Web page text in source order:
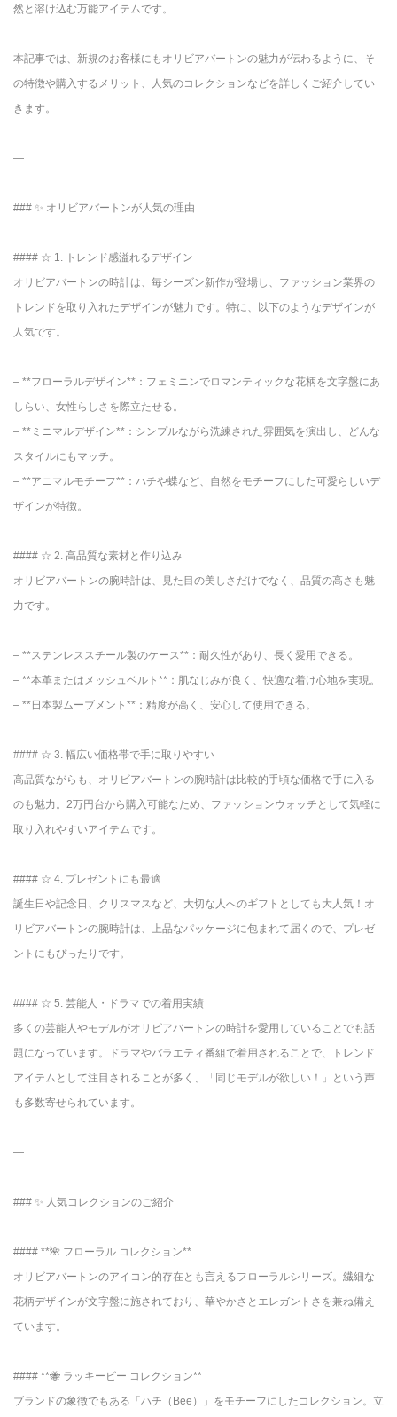
然と溶け込む万能アイテムです。
本記事では、新規のお客様にもオリビアバートンの魅力が伝わるように、そ
の特徴や購入するメリット、人気のコレクションなどを詳しくご紹介してい
きます。
—
### ✨ オリビアバートンが人気の理由
#### ☆ 1. トレンド感溢れるデザイン
オリビアバートンの時計は、毎シーズン新作が登場し、ファッション業界の
トレンドを取り入れたデザインが魅力です。特に、以下のようなデザインが
人気です。
– **フローラルデザイン**：フェミニンでロマンティックな花柄を文字盤にあ
しらい、女性らしさを際立たせる。
– **ミニマルデザイン**：シンプルながら洗練された雰囲気を演出し、どんな
スタイルにもマッチ。
– **アニマルモチーフ**：ハチや蝶など、自然をモチーフにした可愛らしいデ
ザインが特徴。
#### ☆ 2. 高品質な素材と作り込み
オリビアバートンの腕時計は、見た目の美しさだけでなく、品質の高さも魅
力です。
– **ステンレススチール製のケース**：耐久性があり、長く愛用できる。
– **本革またはメッシュベルト**：肌なじみが良く、快適な着け心地を実現。
– **日本製ムーブメント**：精度が高く、安心して使用できる。
#### ☆ 3. 幅広い価格帯で手に取りやすい
高品質ながらも、オリビアバートンの腕時計は比較的手頃な価格で手に入る
のも魅力。2万円台から購入可能なため、ファッションウォッチとして気軽に
取り入れやすいアイテムです。
#### ☆ 4. プレゼントにも最適
誕生日や記念日、クリスマスなど、大切な人へのギフトとしても大人気！オ
リビアバートンの腕時計は、上品なパッケージに包まれて届くので、プレゼ
ントにもぴったりです。
#### ☆ 5. 芸能人・ドラマでの着用実績
多くの芸能人やモデルがオリビアバートンの時計を愛用していることでも話
題になっています。ドラマやバラエティ番組で着用されることで、トレンド
アイテムとして注目されることが多く、「同じモデルが欲しい！」という声
も多数寄せられています。
—
### ✨ 人気コレクションのご紹介
#### **🌺 フローラル コレクション**
オリビアバートンのアイコン的存在とも言えるフローラルシリーズ。繊細な
花柄デザインが文字盤に施されており、華やかさとエレガントさを兼ね備え
ています。
#### **🐝 ラッキービー コレクション**
ブランドの象徴でもある「ハチ（Bee）」をモチーフにしたコレクション。立